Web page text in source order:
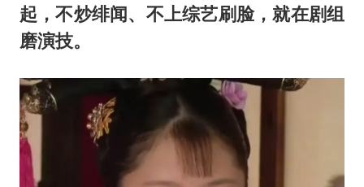
起，不炒绯闻、不上综艺刷脸，就在剧组
磨演技。